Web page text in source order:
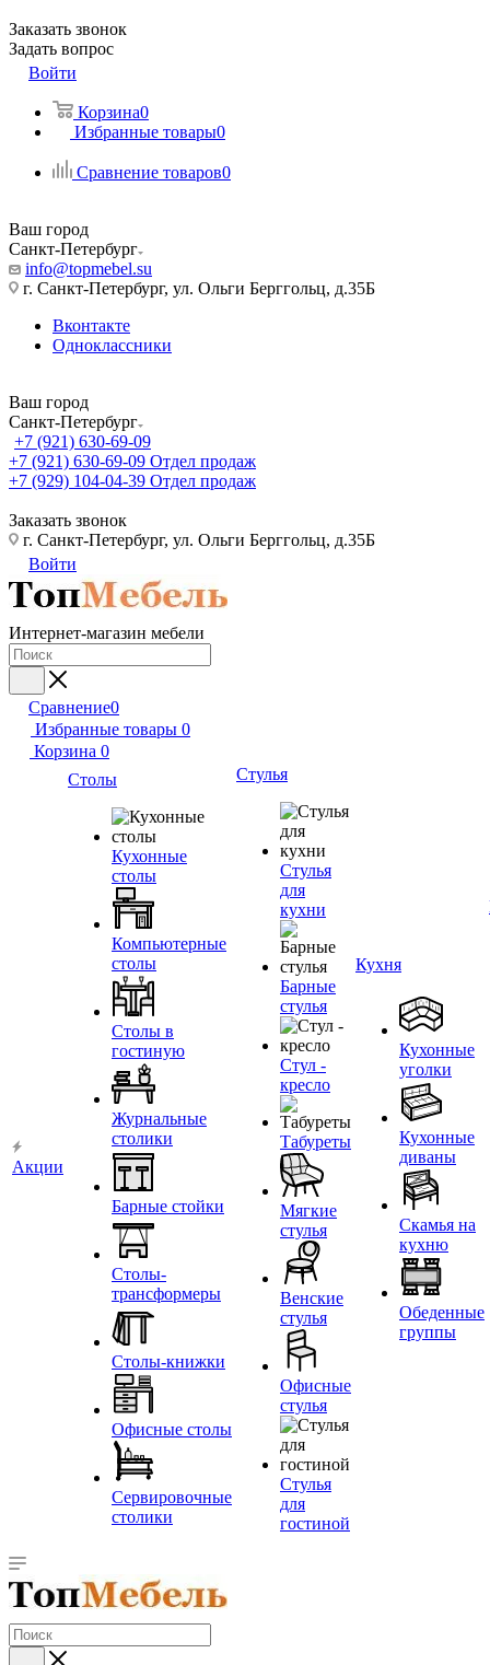
Заказать звонок
Задать вопрос
Войти
Корзина0
Избранные товары0
Сравнение товаров0
Ваш город
Санкт-Петербург
info@topmebel.su
г. Санкт-Петербург, ул. Ольги Берггольц, д.35Б
Вконтакте
Одноклассники
Ваш город
Санкт-Петербург
+7 (921) 630-69-09
+7 (921) 630-69-09 Отдел продаж
+7 (929) 104-04-39 Отдел продаж
Заказать звонок
г. Санкт-Петербург, ул. Ольги Берггольц, д.35Б
Войти
Интернет-магазин мебели
Сравнение0
Избранные товары 0
Корзина 0
Акции
Столы
Кухонные
столы
Компьютерные
столы
Столы в
гостиную
Журнальные
столики
Барные стойки
Столы-
трансформеры
Столы-книжки
Офисные столы
Сервировочные
столики
Стулья
Стулья
для
кухни
Барные
стулья
Стул -
кресло
Табуреты
Мягкие
стулья
Венские
стулья
Офисные
стулья
Стулья
для
гостиной
Кухня
Кухонные
уголки
Кухонные
диваны
Скамья на
кухню
Обеденные
группы